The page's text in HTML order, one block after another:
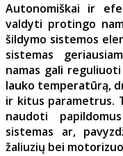
Autonomiškai ir
valdyti protingo
šildymo sistemos
sistemas
namas gali
lauko temperatūrą,
ir kitus parametrus.
naudoti
sistemas ar,
žaliuzių bei